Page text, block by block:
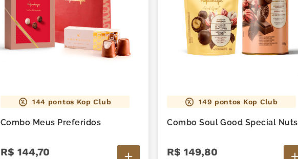
144 pontos Kop Club
Combo Meus Preferidos
R$ 144,70
149 pontos Kop Club
Combo Soul Good Special Nuts
R$ 149,80